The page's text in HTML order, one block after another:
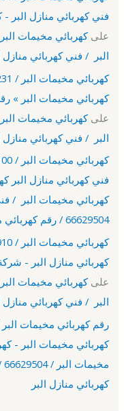
فني كهربائي منازل البر
على
البر / فني كهربائي منازل
كهربائي مخيمات البر » رقم فني
على
البر / فني كهربائي منازل
كهربائي مخيمات البر /
66629504 / رقم كهربائي مخيمات البر / فني كهربائي منازل البر
كهربائي منازل البر - شركة
على
البر / فني كهربائي منازل
كهربائي مخيمات البر -
كهربائي منازل البر